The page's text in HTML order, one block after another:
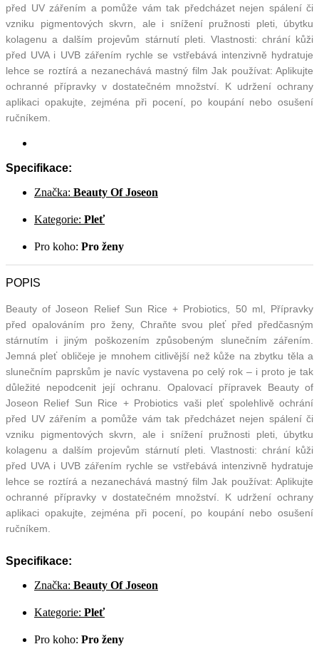
před UV zářením a pomůže vám tak předcházet nejen spálení či
vzniku pigmentových skvrn, ale i snížení pružnosti pleti, úbytku
kolagenu a dalším projevům stárnutí pleti. Vlastnosti: chrání kůži
před UVA i UVB zářením rychle se vstřebává intenzivně hydratuje
lehce se roztírá a nezanechává mastný film Jak používat: Aplikujte
ochranné přípravky v dostatečném množství. K udržení ochrany
aplikaci opakujte, zejména při pocení, po koupání nebo osušení
ručníkem.
Specifikace:
Značka: Beauty Of Joseon
Kategorie: Pleť
Pro koho: Pro ženy
POPIS
Beauty of Joseon Relief Sun Rice + Probiotics, 50 ml, Přípravky
před opalováním pro ženy, Chraňte svou pleť před předčasným
stárnutím i jiným poškozením způsobeným slunečním zářením.
Jemná pleť obličeje je mnohem citlivější než kůže na zbytku těla a
slunečním paprskům je navíc vystavena po celý rok – i proto je tak
důležité nepodcenit její ochranu. Opalovací přípravek Beauty of
Joseon Relief Sun Rice + Probiotics vaši pleť spolehlivě ochrání
před UV zářením a pomůže vám tak předcházet nejen spálení či
vzniku pigmentových skvrn, ale i snížení pružnosti pleti, úbytku
kolagenu a dalším projevům stárnutí pleti. Vlastnosti: chrání kůži
před UVA i UVB zářením rychle se vstřebává intenzivně hydratuje
lehce se roztírá a nezanechává mastný film Jak používat: Aplikujte
ochranné přípravky v dostatečném množství. K udržení ochrany
aplikaci opakujte, zejména při pocení, po koupání nebo osušení
ručníkem.
Specifikace:
Značka: Beauty Of Joseon
Kategorie: Pleť
Pro koho: Pro ženy